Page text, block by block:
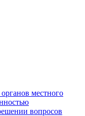
местного
вопросов